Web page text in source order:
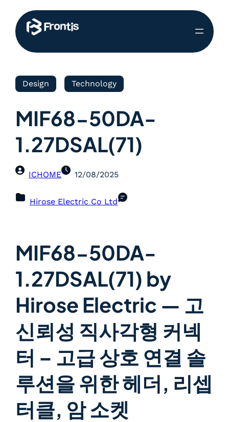
Design Technology
MIF68-50DA-
1.27DSAL(71)
ICHOME 12/08/2025
Hirose Electric Co Ltd
MIF68-50DA-
1.27DSAL(71) by
Hirose Electric — 고
신뢰성 직사각형 커넥
터 – 고급 상호 연결 솔
루션을 위한 헤더, 리셉
터클, 암 소켓